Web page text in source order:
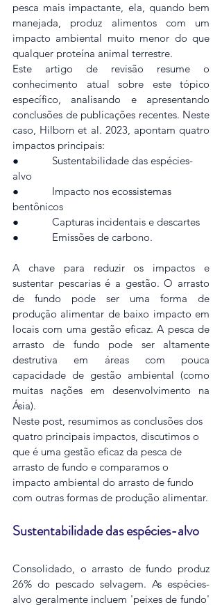
pesca mais impactante, ela, quando bem
manejada, produz alimentos com um
impacto ambiental muito menor do que
qualquer proteína animal terrestre.
Este artigo de revisão resume o
conhecimento atual sobre este tópico
específico, analisando e apresentando
conclusões de publicações recentes. Neste
caso, Hilborn et al. 2023, apontam quatro
impactos principais:
●            Sustentabilidade das espécies-
alvo
●            Impacto nos ecossistemas
bentônicos
●            Capturas incidentais e descartes
●            Emissões de carbono.
A chave para reduzir os impactos e
sustentar pescarias é a gestão. O arrasto
de fundo pode ser uma forma de
produção alimentar de baixo impacto em
locais com uma gestão eficaz. A pesca de
arrasto de fundo pode ser altamente
destrutiva em áreas com pouca
capacidade de gestão ambiental (como
muitas nações em desenvolvimento na
Ásia).
Neste post, resumimos as conclusões dos
quatro principais impactos, discutimos o
que é uma gestão eficaz da pesca de
arrasto de fundo e comparamos o
impacto ambiental do arrasto de fundo
com outras formas de produção alimentar.
Sustentabilidade das espécies-alvo
Consolidado, o arrasto de fundo produz
26% do pescado selvagem. As espécies-
alvo geralmente incluem 'peixes de fundo'